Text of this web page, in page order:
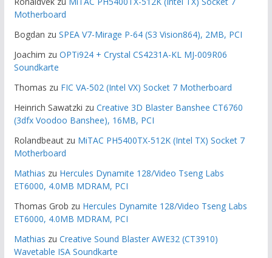
Motherboard
Bogdan zu SPEA V7-Mirage P-64 (S3 Vision864), 2MB, PCI
Joachim zu OPTi924 + Crystal CS4231A-KL MJ-009R06
Soundkarte
Thomas zu FIC VA-502 (Intel VX) Socket 7 Motherboard
Heinrich Sawatzki zu Creative 3D Blaster Banshee CT6760
(3dfx Voodoo Banshee), 16MB, PCI
Rolandbeautzu MiTAC PH5400TX-512K (Intel TX) Socket 7
Motherboard
Mathias zu Hercules Dynamite 128/Video Tseng Labs
ET6000, 4.0MB MDRAM, PCI
Thomas Grob zu Hercules Dynamite 128/Video Tseng Labs
ET6000, 4.0MB MDRAM, PCI
Mathias zu Creative Sound Blaster AWE32 (CT3910)
Wavetable ISA Soundkarte